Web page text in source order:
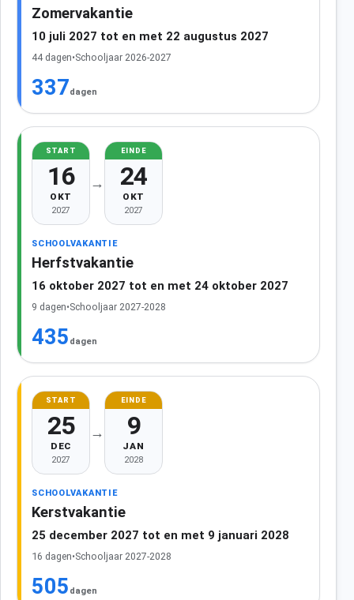
Zomervakantie
10 juli 2027 tot en met 22 augustus 2027
44 dagen•Schooljaar 2026-2027
337dagen
START
16
OKT
2027
→
EINDE
24
OKT
2027
SCHOOLVAKANTIE
Herfstvakantie
16 oktober 2027 tot en met 24 oktober 2027
9 dagen•Schooljaar 2027-2028
435 dagen
START
25
DEC
2027
→
EINDE
9
JAN
2028
SCHOOLVAKANTIE
Kerstvakantie
25 december 2027 tot en met 9 januari 2028
16 dagen•Schooljaar 2027-2028
505 dagen